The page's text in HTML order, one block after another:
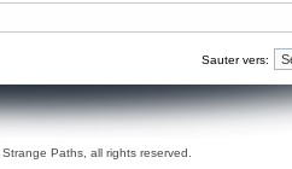
Sauter vers:
Paths, all rights reserved.